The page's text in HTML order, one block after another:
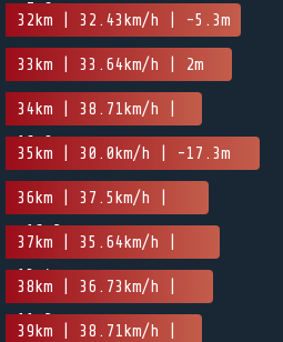
-7.6m
32km | 32.43km/h | -5.3m
33km | 33.64km/h | 2m
34km | 38.71km/h |
16.9m
35km | 30.0km/h | -17.3m
36km | 37.5km/h |
-16.2m
37km | 35.64km/h |
13.4m
38km | 36.73km/h |
11.2m
39km | 38.71km/h |